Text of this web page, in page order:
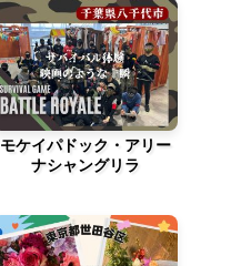
モケイパドック・アリー
ナシャングリラ